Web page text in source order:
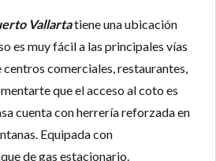
Vallartatiene una ubicación
es muy fácil a las principales vías
centros comerciales, restaurantes,
que el acceso al coto es
cuenta con herrería reforzada en
Equipada con
de gas estacionario.